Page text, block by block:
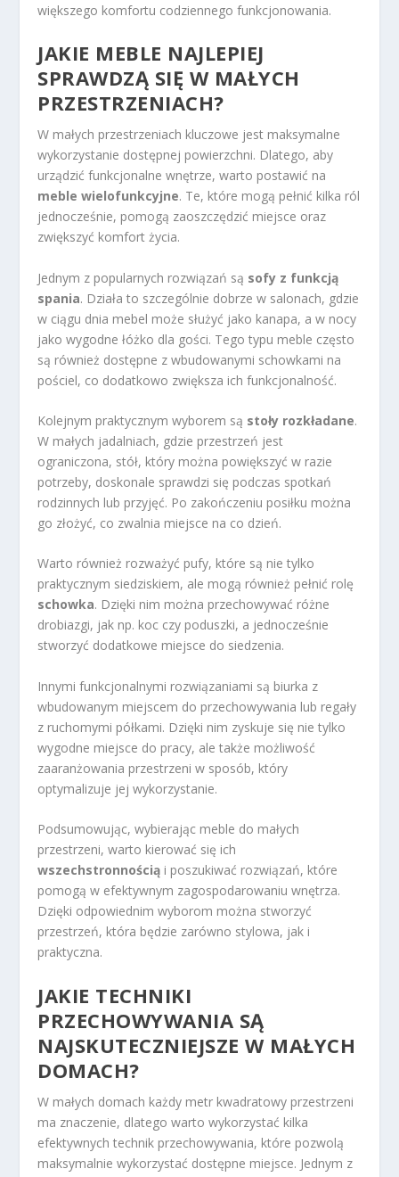
większego komfortu codziennego funkcjonowania.
JAKIE MEBLE NAJLEPIEJ
SPRAWDZĄ SIĘ W MAŁYCH
PRZESTRZENIACH?
W małych przestrzeniach kluczowe jest maksymalne
wykorzystanie dostępnej powierzchni. Dlatego, aby
urządzić funkcjonalne wnętrze, warto postawić na
meble wielofunkcyjne. Te, które mogą pełnić kilka ról
jednocześnie, pomogą zaoszczędzić miejsce oraz
zwiększyć komfort życia.
Jednym z popularnych rozwiązań są sofy z funkcją
spania. Działa to szczególnie dobrze w salonach, gdzie
w ciągu dnia mebel może służyć jako kanapa, a w nocy
jako wygodne łóżko dla gości. Tego typu meble często
są również dostępne z wbudowanymi schowkami na
pościel, co dodatkowo zwiększa ich funkcjonalność.
Kolejnym praktycznym wyborem są stoły rozkładane.
W małych jadalniach, gdzie przestrzeń jest
ograniczona, stół, który można powiększyć w razie
potrzeby, doskonale sprawdzi się podczas spotkań
rodzinnych lub przyjęć. Po zakończeniu posiłku można
go złożyć, co zwalnia miejsce na co dzień.
Warto również rozważyć pufy, które są nie tylko
praktycznym siedziskiem, ale mogą również pełnić rolę
schowka. Dzięki nim można przechowywać różne
drobiazgi, jak np. koc czy poduszki, a jednocześnie
stworzyć dodatkowe miejsce do siedzenia.
Innymi funkcjonalnymi rozwiązaniami są biurka z
wbudowanym miejscem do przechowywania lub regały
z ruchomymi półkami. Dzięki nim zyskuje się nie tylko
wygodne miejsce do pracy, ale także możliwość
zaaranżowania przestrzeni w sposób, który
optymalizuje jej wykorzystanie.
Podsumowując, wybierając meble do małych
przestrzeni, warto kierować się ich
wszechstronnością i poszukiwać rozwiązań, które
pomogą w efektywnym zagospodarowaniu wnętrza.
Dzięki odpowiednim wyborom można stworzyć
przestrzeń, która będzie zarówno stylowa, jak i
praktyczna.
JAKIE TECHNIKI
PRZECHOWYWANIA SĄ
NAJSKUTECZNIEJSZE W MAŁYCH
DOMACH?
W małych domach każdy metr kwadratowy przestrzeni
ma znaczenie, dlatego warto wykorzystać kilka
efektywnych technik przechowywania, które pozwolą
maksymalnie wykorzystać dostępne miejsce. Jednym z